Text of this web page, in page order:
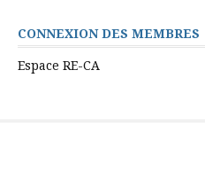
CONNEXION DES MEMBRES
Espace RE-CA